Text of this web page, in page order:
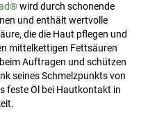
wird durch schonende
und enthält wertvolle
die die Haut pflegen und
mittelkettigen Fettsäuren
Auftragen und schützen
seines Schmelzpunkts von
feste Öl bei Hautkontakt in